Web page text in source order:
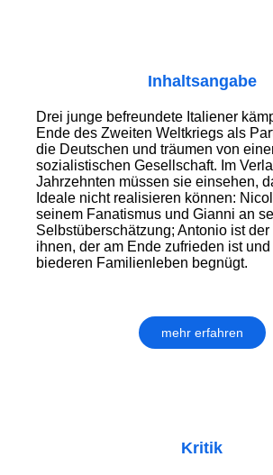
Inhaltsangabe
Drei junge befreundete Italiener
Ende des Zweiten Weltkriegs als
die Deutschen und träumen von
sozialistischen Gesellschaft. Im
Jahrzehnten müssen sie einsehen,
Ideale nicht realisieren können:
seinem Fanatismus und Gianni an
Selbstüberschätzung; Antonio ist
ihnen, der am Ende zufrieden ist
biederen Familienleben begnügt.
mehr erfahren
Kritik